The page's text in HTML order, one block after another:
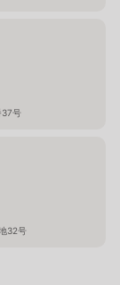
37号
32号